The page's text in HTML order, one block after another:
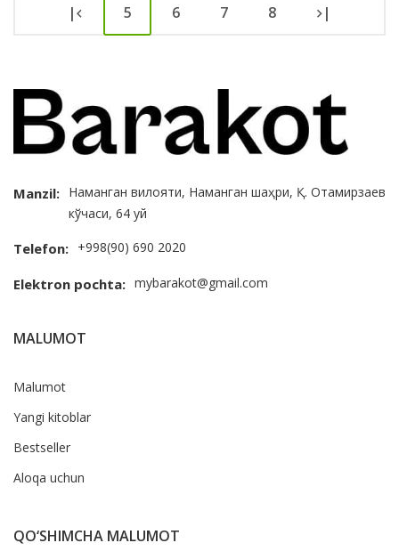
| 5 6 7 8 |
Manzil: Наманган вилояти, Наманган шаҳри, Қ. Отамирзаев
кўчаси, 64 уй
Telefon: +998(90) 690 2020
Elektron pochta: mybarakot@gmail.com
MALUMOT
Malumot
Yangi kitoblar
Bestseller
Aloqa uchun
QO‘SHIMCHA MALUMOT